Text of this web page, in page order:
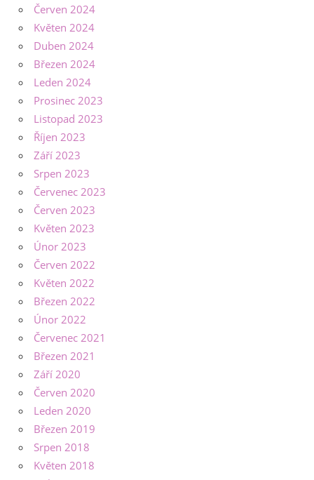
Červen 2024
Květen 2024
Duben 2024
Březen 2024
Leden 2024
Prosinec 2023
Listopad 2023
Říjen 2023
Září 2023
Srpen 2023
Červenec 2023
Červen 2023
Květen 2023
Únor 2023
Červen 2022
Květen 2022
Březen 2022
Únor 2022
Červenec 2021
Březen 2021
Září 2020
Červen 2020
Leden 2020
Březen 2019
Srpen 2018
Květen 2018